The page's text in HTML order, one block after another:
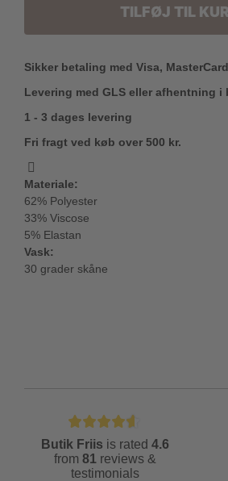
TILFØJ TIL
Sikker betaling med Visa,
Levering med GLS eller afhentning i
1 - 3 dages levering
Fri fragt ved køb over 500 kr.
Materiale:
62% Polyester
33% Viscose
5% Elastan
Vask:
30 grader skåne
Butik Friis is rated 4.6
from 81 reviews &
testimonials